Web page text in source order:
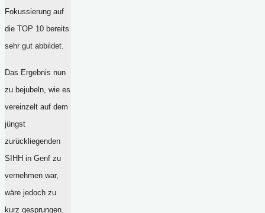
Fokussierung auf
die TOP 10 bereits
sehr gut abbildet.
Das Ergebnis nun
zu bejubeln, wie es
vereinzelt auf dem
jüngst
zurückliegenden
SIHH in Genf zu
vernehmen war,
wäre jedoch zu
kurz gesprungen.